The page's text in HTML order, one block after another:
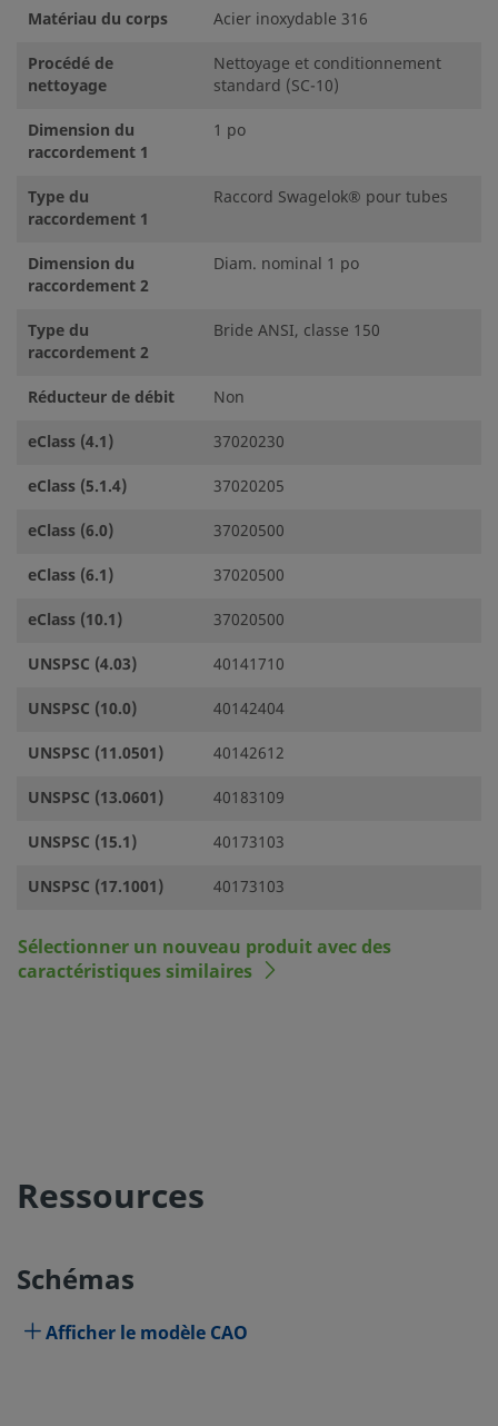
Matériau du corps
Acier inoxydable 316
Procédé de
nettoyage
Nettoyage et conditionnement
standard (SC-10)
Dimension du
raccordement 1
1 po
Type du
raccordement 1
Raccord Swagelok® pour tubes
Dimension du
raccordement 2
Diam. nominal 1 po
Type du
raccordement 2
Bride ANSI, classe 150
Réducteur de débit
Non
eClass (4.1)
37020230
eClass (5.1.4)
37020205
eClass (6.0)
37020500
eClass (6.1)
37020500
eClass (10.1)
37020500
UNSPSC (4.03)
40141710
UNSPSC (10.0)
40142404
UNSPSC (11.0501)
40142612
UNSPSC (13.0601)
40183109
UNSPSC (15.1)
40173103
UNSPSC (17.1001)
40173103
Sélectionner un nouveau produit avec des
caractéristiques similaires
Ressources
Schémas
Afficher le modèle CAO